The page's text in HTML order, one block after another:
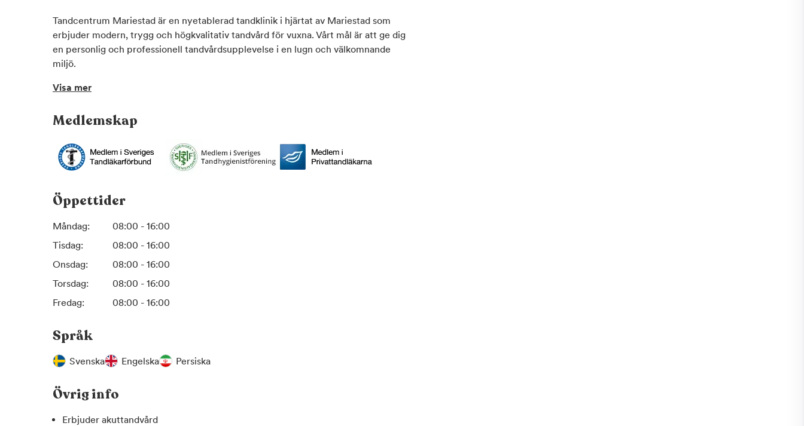
Tandcentrum Mariestad är en nyetablerad tandklinik i hjärtat av Mariestad som
erbjuder modern, trygg och högkvalitativ tandvård för vuxna. Vårt mål är att ge dig
en personlig och professionell tandvårdsupplevelse i en lugn och välkomnande
miljö.
Hos oss möter du erfarna tandläkare och tandhygienister som arbetar med den
allmäntandvård och förebyggande tandvård till akut tandvård, estetisk tandvård,
långsiktiga resultat.
att lyssna på dina behov och skapar individuella behandlingsplaner anpassade efter
din munhälsa och dina önskemål. Oavsett om du söker en ny tandläkare i Mariestad
eller behöver snabb hjälp vid tandvärk är du varmt välkommen till oss.
Tandcentrum Mariestad – din lokala tandläkare i Mariestad för trygg, modern och
personlig tandvård.
Visa mer
Medlemskap
Öppettider
Måndag:
08:00 - 16:00
Tisdag:
08:00 - 16:00
Onsdag:
08:00 - 16:00
Torsdag:
08:00 - 16:00
Fredag:
08:00 - 16:00
Språk
Svenska Engelska Persiska
Övrig info
Erbjuder akuttandvård